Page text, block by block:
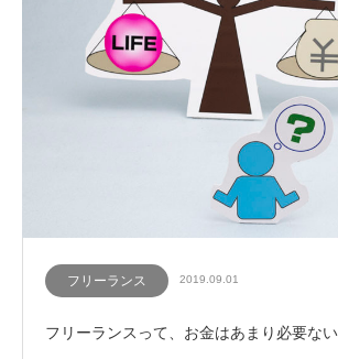
フリーランス 2019.09.01
フリーランスって、お金はあまり必要な